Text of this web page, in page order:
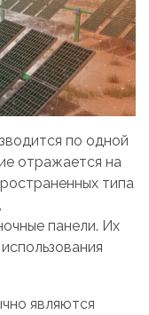
по одной
отражается на
типа
панели. Их
являются